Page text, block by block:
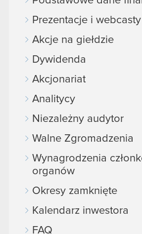
Prezentacje i webcasty
Akcje na giełdzie
Dywidenda
Akcjonariat
Analitycy
Niezależny audytor
Walne Zgromadzenia
Wynagrodzenia
organów
Okresy zamknięte
Kalendarz inwestora
FAQ